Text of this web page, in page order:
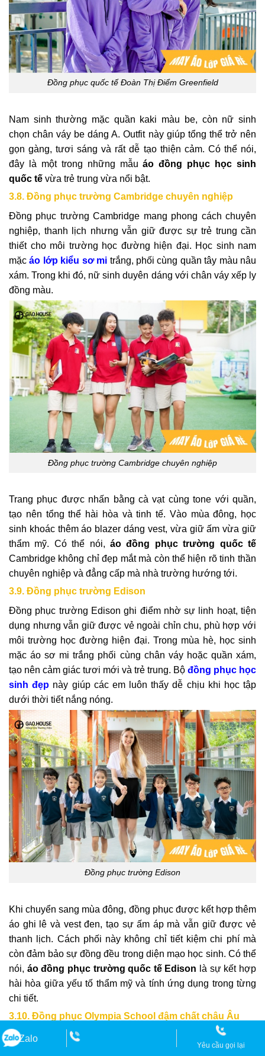
Đồng phục quốc tế Đoàn Thị Điểm Greenfield
Nam sinh thường mặc quần kaki màu be, còn nữ sinh
chọn chân váy be dáng A. Outfit này giúp tổng thể trở nên
gọn gàng, tươi sáng và rất dễ tạo thiện cảm. Có thể nói,
đây là một trong những mẫu áo đồng phục học sinh
quốc tế vừa trẻ trung vừa nổi bật.
3.8. Đồng phục trường Cambridge chuyên nghiệp
Đồng phục trường Cambridge mang phong cách chuyên
nghiệp, thanh lịch nhưng vẫn giữ được sự trẻ trung cần
thiết cho môi trường học đường hiện đại. Học sinh nam
mặcáo lớp kiểu sơ mi trắng, phối cùng quần tây màu nâu
xám. Trong khi đó, nữ sinh duyên dáng với chân váy xếp ly
đồng màu.
Đồng phục trường Cambridge chuyên nghiệp
Trang phục được nhấn bằng cà vạt cùng tone với quần,
tạo nên tổng thể hài hòa và tinh tế. Vào mùa đông, học
sinh khoác thêm áo blazer dáng vest, vừa giữ ấm vừa giữ
thẩm mỹ. Có thể nói, áo đồng phục trường quốc tế
Cambridge không chỉ đẹp mắt mà còn thể hiện rõ tinh thần
chuyên nghiệp và đẳng cấp mà nhà trường hướng tới.
3.9. Đồng phục trường Edison
Đồng phục trường Edison ghi điểm nhờ sự linh hoạt, tiện
dụng nhưng vẫn giữ được vẻ ngoài chỉn chu, phù hợp với
môi trường học đường hiện đại. Trong mùa hè, học sinh
mặc áo sơ mi trắng phối cùng chân váy hoặc quần xám,
tạo nên cảm giác tươi mới và trẻ trung. Bộ đồng phục học
sinh đẹp này giúp các em luôn thấy dễ chịu khi học tập
dưới thời tiết nắng nóng.
Đồng phục trường Edison
Khi chuyển sang mùa đông, đồng phục được kết hợp thêm
áo ghi lê và vest đen, tạo sự ấm áp mà vẫn giữ được vẻ
thanh lịch. Cách phối này không chỉ tiết kiệm chi phí mà
còn đảm bảo sự đồng đều trong diện mạo học sinh. Có thể
nói, áo đồng phục trường quốc tế Edison là sự kết hợp
hài hòa giữa yếu tố thẩm mỹ và tính ứng dụng trong từng
chi tiết.
3.10. Đồng phục Olympia School đậm chất châu Âu
Đồng phục trường Olympia School mang dấu ấn phong
cách châu Âu hiện đại, lịch thiệp và rất dễ nhận biết. Từng
Zalo
Yêu cầu gọi lại